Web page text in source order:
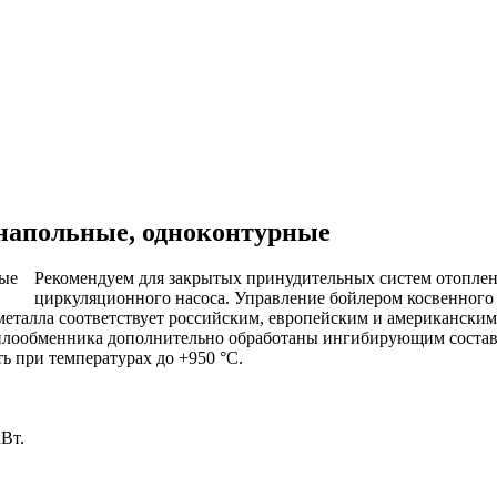
одноконтурные
Рекомендуем для закрытых принудительных систем
циркуляционного насоса. Управление бойлером
соответствует российским, европейским и
дополнительно обработаны ингибирующим
при температурах до +950 °С.